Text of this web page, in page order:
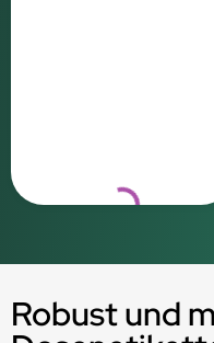
Loading...
Robust und